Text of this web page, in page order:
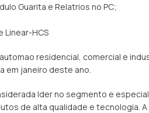
Guarita e Relatrios no PC;
Linear-HCS
residencial, comercial e
em janeiro deste ano.
lder no segmento e
de alta qualidade e tecnologia.